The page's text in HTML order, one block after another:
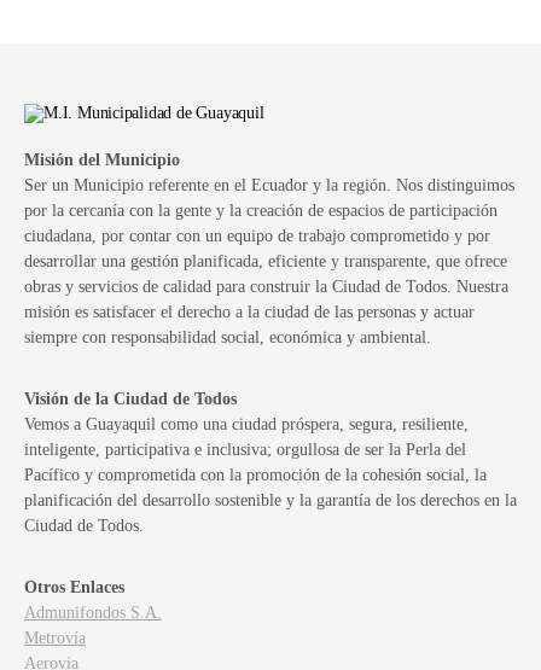
Misión del Municipio
Ser un Municipio referente en el Ecuador y la región. Nos distinguimos
por la cercanía con la gente y la creación de espacios de participación
ciudadana, por contar con un equipo de trabajo comprometido y por
desarrollar una gestión planificada, eficiente y transparente, que ofrece
obras y servicios de calidad para construir la Ciudad de Todos. Nuestra
misión es satisfacer el derecho a la ciudad de las personas y actuar
siempre con responsabilidad social, económica y ambiental.
Visión de la Ciudad de Todos
Vemos a Guayaquil como una ciudad próspera, segura, resiliente,
inteligente, participativa e inclusiva; orgullosa de ser la Perla del
Pacífico y comprometida con la promoción de la cohesión social, la
planificación del desarrollo sostenible y la garantía de los derechos en la
Ciudad de Todos.
Otros Enlaces
Admunifondos S.A.
Metrovía
Aerovía